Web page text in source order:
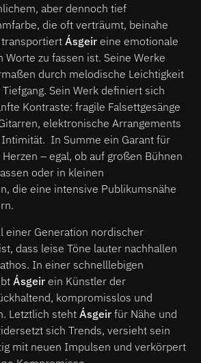
aber dennoch tief
die oft verträumt, beinahe
Ásgeir eine emotionale
Worte zu fassen ist. Seine Werke
durch melodische Leichtigkeit
Sein Werk definiert sich
Kontraste: fragile Falsettgesänge
elektronische Arrangements
In Summe ein Garant für
– egal, ob auf großen Bühnen
oder in kleinen
die eine intensive Publikumsnähe
einer Generation nordischer
dass leise Töne lauter nachhallen
In einer schnelllebigen
Ásgeir ein Künstler der
kompromisslos und
Letztlich steht Ásgeir für Nähe und
sich Trends, versieht sein
mit neuen Impulsen und verkörpert